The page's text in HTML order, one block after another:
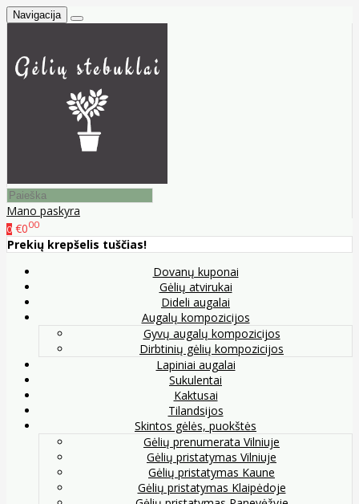
Navigacija
Mano paskyra
0 €000
Prekių krepšelis tuščias!
Dovanų kuponai
Gėlių atvirukai
Dideli augalai
Augalų kompozicijos
Gyvų augalų kompozicijos
Dirbtinių gėlių kompozicijos
Lapiniai augalai
Sukulentai
Kaktusai
Tilandsijos
Skintos gėlės, puokštės
Gėlių prenumerata Vilniuje
Gėlių pristatymas Vilniuje
Gėlių pristatymas Kaune
Gėlių pristatymas Klaipėdoje